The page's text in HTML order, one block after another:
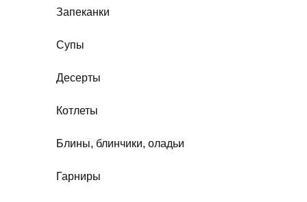
Запеканки
Супы
Десерты
Котлеты
Блины, блинчики, оладьи
Гарниры